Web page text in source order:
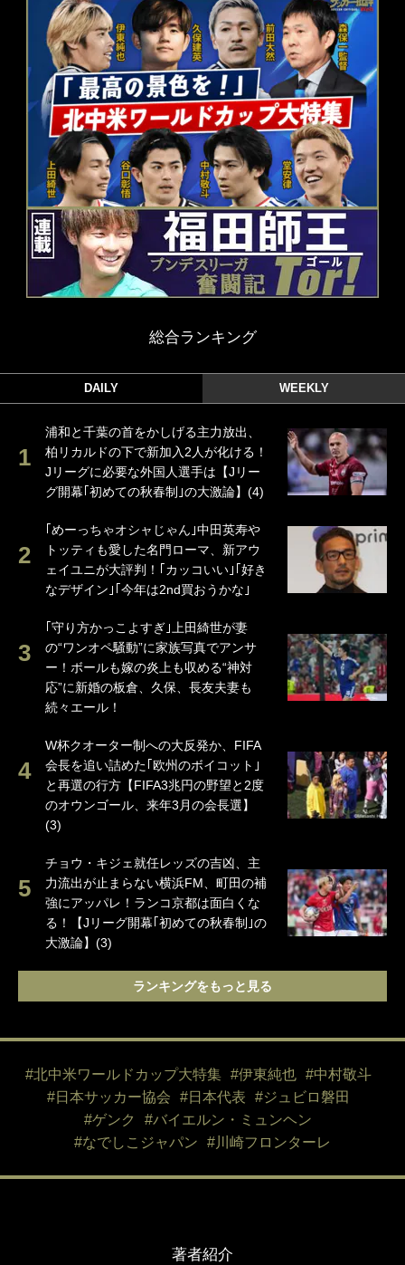
総合ランキング
DAILY WEEKLY
浦和と千葉の首をかしげる主力放出、
柏リカルドの下で新加入2人が化ける！
Jリーグに必要な外国人選手は【Jリー
グ開幕｢初めての秋春制｣の大激論】(4)
｢めーっちゃオシャじゃん｣中田英寿や
トッティも愛した名門ローマ、新アウ
ェイユニが大評判！｢カッコいい｣｢好き
なデザイン｣｢今年は2nd買おうかな｣
｢守り方かっこよすぎ｣上田綺世が妻
の“ワンオペ騒動”に家族写真でアンサ
ー！ボールも嫁の炎上も収める“神対
応”に新婚の板倉、久保、長友夫妻も
続々エール！
W杯クオーター制への大反発か、FIFA
会長を追い詰めた｢欧州のボイコット｣
と再選の行方【FIFA3兆円の野望と2度
のオウンゴール、来年3月の会長選】
(3)
チョウ・キジェ就任レッズの吉凶、主
力流出が止まらない横浜FM、町田の補
強にアッパレ！ランコ京都は面白くな
る！【Jリーグ開幕｢初めての秋春制｣の
大激論】(3)
ランキングをもっと見る
#北中米ワールドカップ大特集 #伊東純也
#中村敬斗
#日本サッカー協会
#日本代表
#ジュビロ磐田
#ゲンク
#バイエルン・ミュンヘン
#なでしこジャパン
#川崎フロンターレ
著者紹介